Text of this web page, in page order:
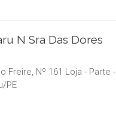
N Sra Das Dores
Freire, Nº 161 Loja -
/PE